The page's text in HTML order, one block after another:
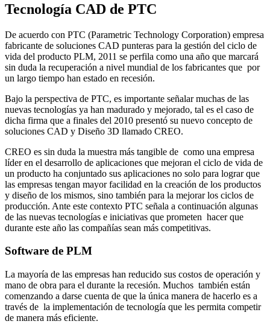
Tecnología CAD de PTC
De acuerdo con PTC (Parametric Technology Corporation) empresa
fabricante de soluciones CAD punteras para la gestión del ciclo de
vida del producto PLM, 2011 se perfila como una año que marcará
sin duda la recuperación a nivel mundial de los fabricantes que por
un largo tiempo han estado en recesión.
Bajo la perspectiva de PTC, es importante señalar muchas de las
nuevas tecnologías ya han madurado y mejorado, tal es el caso de
dicha firma que a finales del 2010 presentó su nuevo concepto de
soluciones CAD y Diseño 3D llamado CREO.
CREO es sin duda la muestra más tangible de como una empresa
líder en el desarrollo de aplicaciones que mejoran el ciclo de vida de
un producto ha conjuntado sus aplicaciones no solo para lograr que
las empresas tengan mayor facilidad en la creación de los productos
y diseño de los mismos, sino también para la mejorar los ciclos de
producción. Ante este contexto PTC señala a continuación algunas
de las nuevas tecnologías e iniciativas que prometen hacer que
durante este año las compañías sean más competitivas.
Software de PLM
La mayoría de las empresas han reducido sus costos de operación y
mano de obra para el durante la recesión. Muchos también están
comenzando a darse cuenta de que la única manera de hacerlo es a
través de la implementación de tecnología que les permita competir
de manera más eficiente.